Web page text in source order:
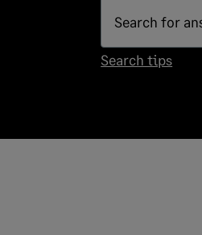
Search tips